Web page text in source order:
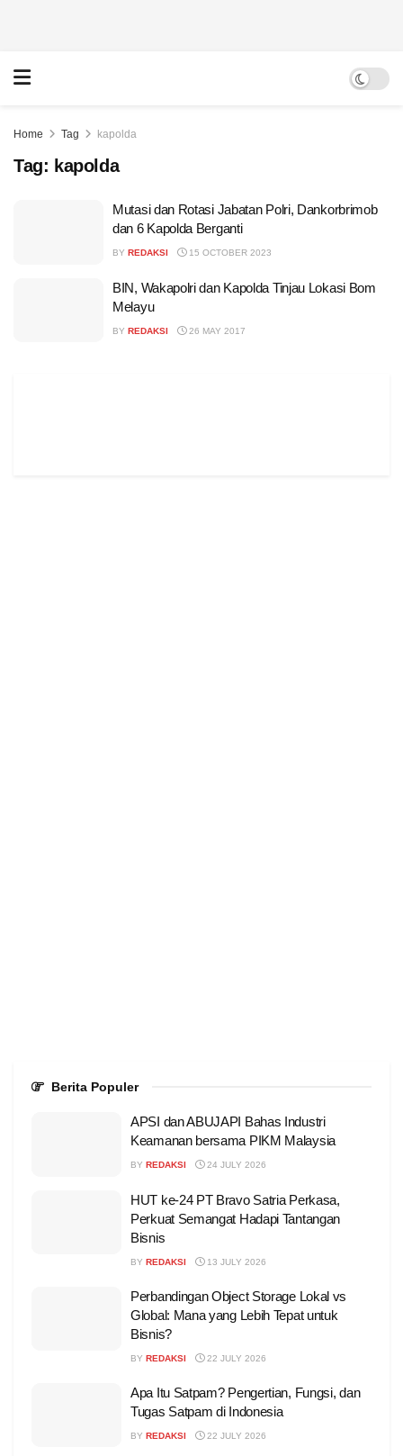
Home Tag kapolda
Tag: kapolda
Mutasi dan Rotasi Jabatan Polri, Dankorbrimob
dan 6 Kapolda Berganti
BY REDAKSI 15 OCTOBER 2023
BIN, Wakapolri dan Kapolda Tinjau Lokasi Bom
Melayu
BY REDAKSI 26 MAY 2017
Berita Populer
APSI dan ABUJAPI Bahas Industri
Keamanan bersama PIKM Malaysia
BY REDAKSI 24 JULY 2026
HUT ke-24 PT Bravo Satria Perkasa,
Perkuat Semangat Hadapi Tantangan
Bisnis
BY REDAKSI 13 JULY 2026
Perbandingan Object Storage Lokal vs
Global: Mana yang Lebih Tepat untuk
Bisnis?
BY REDAKSI 22 JULY 2026
Apa Itu Satpam? Pengertian, Fungsi, dan
Tugas Satpam di Indonesia
BY REDAKSI 22 JULY 2026